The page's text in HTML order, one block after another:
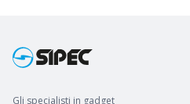
Gli specialisti in gadget